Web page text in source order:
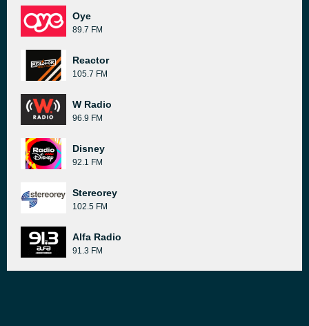
Oye
89.7 FM
Reactor
105.7 FM
W Radio
96.9 FM
Disney
92.1 FM
Stereorey
102.5 FM
Alfa Radio
91.3 FM